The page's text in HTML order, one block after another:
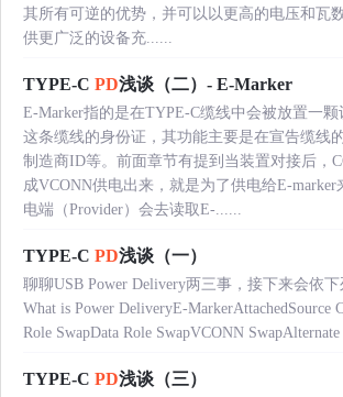
其所有可逆的优势，并可以以更高的电压和瓦
供更广泛的设备充......
TYPE-C PD浅谈（二）- E-Marker
E-Marker指的是在TYPE-C缆线中会被放置一
这条缆线的身份证，其功能主要是在宣告缆线
制造商ID等。前面章节有提到当装置对接后，
成VCONN供电出来，就是为了供电给E-
电端（Provider）会去读取E-......
TYPE-C PD浅谈（一）
聊聊USB Power Delivery两三事，接下来会依
What is Power DeliveryE-MarkerAttachedSource
Role SwapData Role SwapVCONN
TYPE-C PD浅谈（三）